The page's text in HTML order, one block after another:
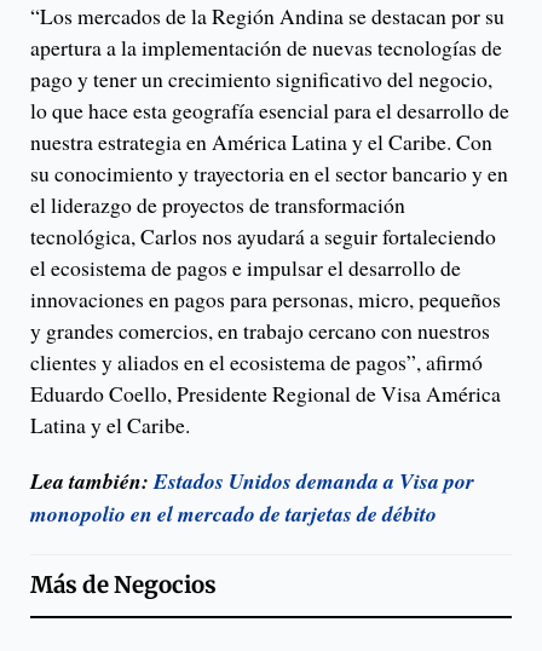
“Los mercados de la Región Andina se destacan por su
apertura a la implementación de nuevas tecnologías de
pago y tener un crecimiento significativo del negocio,
lo que hace esta geografía esencial para el desarrollo de
nuestra estrategia en América Latina y el Caribe. Con
su conocimiento y trayectoria en el sector bancario y en
el liderazgo de proyectos de transformación
tecnológica, Carlos nos ayudará a seguir fortaleciendo
el ecosistema de pagos e impulsar el desarrollo de
innovaciones en pagos para personas, micro, pequeños
y grandes comercios, en trabajo cercano con nuestros
clientes y aliados en el ecosistema de pagos”, afirmó
Eduardo Coello, Presidente Regional de Visa América
Latina y el Caribe.
Lea también:Estados Unidos demanda a Visa por
monopolio en el mercado de tarjetas de débito
Más deNegocios